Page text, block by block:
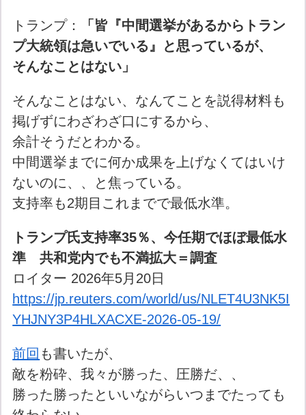
トランプ：
「皆『中間選挙があるからトラン
プ大統領は急いでいる』と思っているが、
そんなことはない」
そんなことはない、なんてことを説得材料も
掲げずにわざわざ口にするから、
余計そうだとわかる。
中間選挙までに何か成果を上げなくてはいけ
ないのに、、と焦っている。
支持率も2期目これまでで最低水準。
トランプ氏支持率35％、今任期でほぼ最低水
準 共和党内でも不満拡大＝調査
ロイター 2026年5月20日
https://jp.reuters.com/world/us/NLET4U3NK5I
YHJNY3P4HLXACXE-2026-05-19/
前回 も書いたが、
敵を粉砕、我々が勝った、圧勝だ、、
勝った勝ったといいながらいつまでたっても